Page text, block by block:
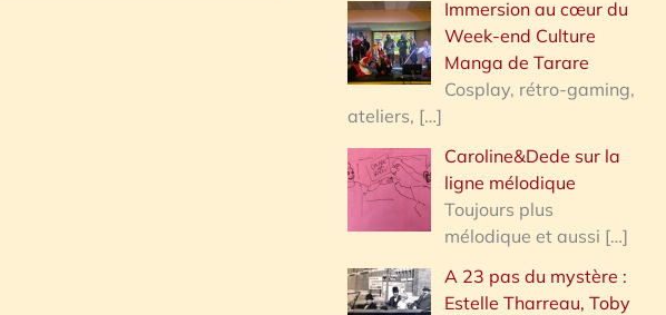
:
Immersion au cœur du
Week-end Culture
Manga de Tarare
Cosplay, rétro-gaming,
ateliers, […]
Caroline&Dede sur la
ligne mélodique
Toujours plus
mélodique et aussi […]
A 23 pas du mystère :
Estelle Tharreau, Toby